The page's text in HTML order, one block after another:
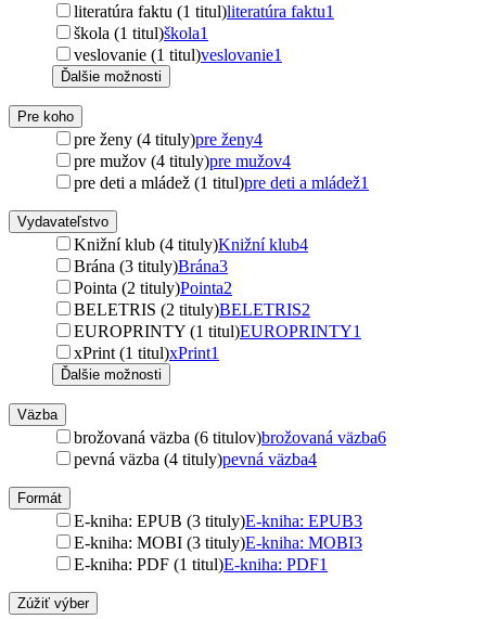
literatúra faktu (1 titul)literatúra faktu1
škola (1 titul)škola1
veslovanie (1 titul)veslovanie1
Ďalšie možnosti
Pre koho
pre ženy (4 tituly)pre ženy4
pre mužov (4 tituly)pre mužov4
pre deti a mládež (1 titul)pre deti a mládež1
Vydavateľstvo
Knižní klub (4 tituly)Knižní klub4
Brána (3 tituly)Brána3
Pointa (2 tituly)Pointa2
BELETRIS (2 tituly)BELETRIS2
EUROPRINTY (1 titul)EUROPRINTY1
xPrint (1 titul)xPrint1
Ďalšie možnosti
Väzba
brožovaná väzba (6 titulov)brožovaná väzba6
pevná väzba (4 tituly)pevná väzba4
Formát
E-kniha: EPUB (3 tituly)E-kniha: EPUB3
E-kniha: MOBI (3 tituly)E-kniha: MOBI3
E-kniha: PDF (1 titul)E-kniha: PDF1
Zúžiť výber